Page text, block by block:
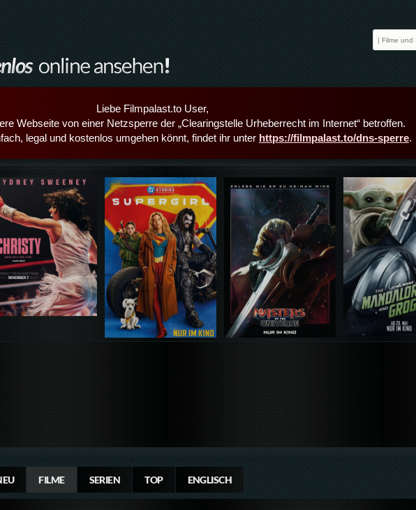
Liebe Filmpalast.to User,
Webseite von einer Netzsperre der „Clearingstelle Urheberrecht im Internet“ betroffen.
legal und kostenlos umgehen könnt, findet ihr unter https://filmpalast.to/dns-sperre.
Details,Play Details,Play Details,Play Details,Play
FILME SERIEN TOP ENGLISCH